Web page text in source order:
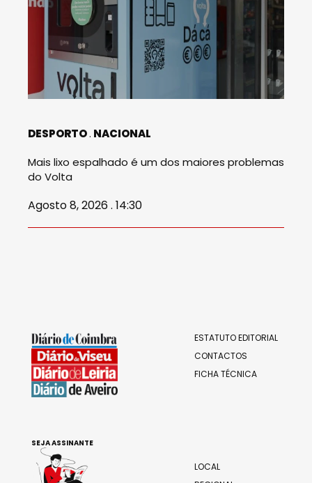
DESPORTO NACIONAL
Mais lixo espalhado é um dos maiores problemas
do Volta
Agosto 8, 2026 . 14:30
ESTATUTO EDITORIAL
CONTACTOS
FICHA TÉCNICA
LOCAL
SEJA ASSINANTE